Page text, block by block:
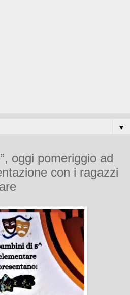
▼
oggi pomeriggio ad
con i ragazzi